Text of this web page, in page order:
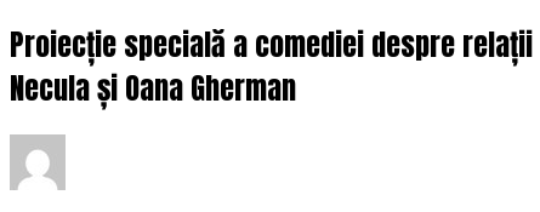
Proiecție specială a comediei despre
Necula și Oana Gherman